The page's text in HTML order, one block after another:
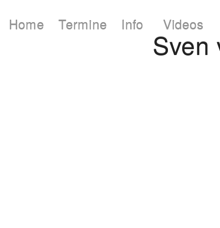
Sven
Home Termine Info Videos